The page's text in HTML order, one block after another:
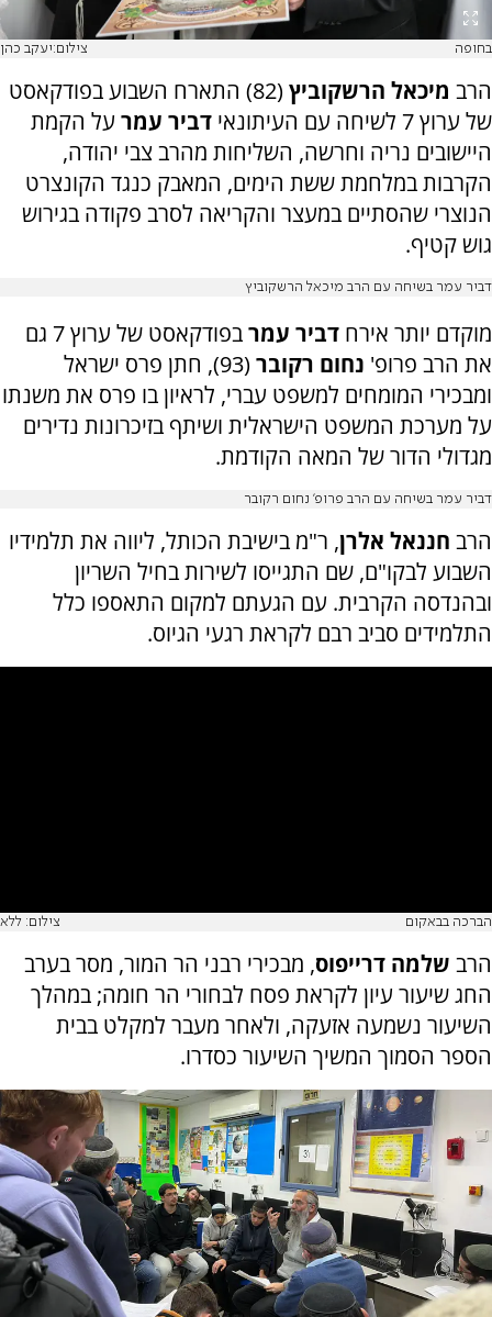
בחופה צילום:יעקב כהן
הרב מיכאל הרשקוביץ
(82) התארח השבוע בפודקאסט
של ערוץ 7 לשיחה עם העיתונאי
דביר עמר על הקמת
היישובים נריה וחרשה, השליחות מהרב צבי יהודה,
הקרבות במלחמת ששת הימים, המאבק כנגד הקונצרט
הנוצרי שהסתיים במעצר והקריאה לסרב פקודה בגירוש
גוש קטיף.
דביר עמר בשיחה עם הרב מיכאל הרשקוביץ
מוקדם יותר אירח דביר עמר
בפודקאסט של ערוץ 7 גם
את הרב פרופ' נחום רקובר
(93), חתן פרס ישראל
ומבכירי המומחים למשפט עברי, לראיון בו פרס את משנתו
על מערכת המשפט הישראלית ושיתף בזיכרונות נדירים
מגדולי הדור של המאה הקודמת.
דביר עמר בשיחה עם הרב פרופ' נחום רקובר
הרב חננאל אלרן, ר"מ בישיבת הכותל, ליווה את תלמידיו
השבוע לבקו"ם, שם התגייסו לשירות בחיל השריון
ובהנדסה הקרבית. עם הגעתם למקום התאספו כלל
התלמידים סביב רבם לקראת רגעי הגיוס.
הברכה בבאקום צילום: ללא
‏הרב שלמה דרייפוס, מבכירי רבני הר המור, מסר בערב
החג שיעור עיון לקראת פסח לבחורי הר חומה; במהלך
השיעור נשמעה אזעקה, ולאחר מעבר למקלט בבית
הספר הסמוך המשיך השיעור כסדרו.